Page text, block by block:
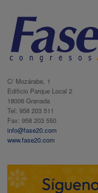
C/ Mozárabe, 1
Edificio Parque Local 2
18006 Granada
Tel: 958 203 511
Fax: 958 203 550
info@fase20.com
www.fase20.com